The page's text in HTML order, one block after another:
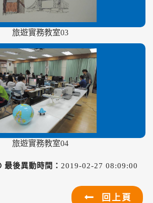
旅遊實務教室03
旅遊實務教室04
最後異動時間： 2019-02-27 08:09:00
回上頁